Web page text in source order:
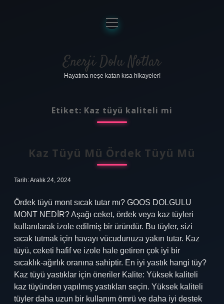
Anasayfa
Gizlilik Politikası
Yasal Uyarı
menüyü
aç
Enerji Dolu Notlar
Hayatına neşe katan kısa hikayeler!
Etiket: Kaz tüyü kaliteli mi
Kaz Tüyü Mü Ördek Tüyü Mü
Tarih: Aralık 24, 2024
Ördek tüyü mont sıcak tutar mı? GOOS DOLGULU
MONT NEDİR? Aşağı ceket, ördek veya kaz tüyleri
kullanılarak izole edilmiş bir üründür. Bu tüyler, sizi
sıcak tutmak için havayı vücudunuza yakın tutar. Kaz
tüyü, ceketi hafif ve izole hale getiren çok iyi bir
sıcaklık-ağırlık oranına sahiptir. En iyi yastık hangi tüy?
Kaz tüyü yastıklar için öneriler Kalite: Yüksek kaliteli
kaz tüyünden yapılmış yastıkları seçin. Yüksek kaliteli
tüyler daha uzun bir kullanım ömrü ve daha iyi destek